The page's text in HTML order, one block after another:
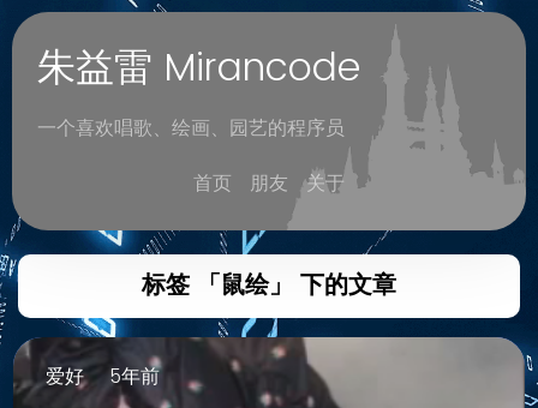
朱益雷 Mirancode
一个喜欢唱歌、绘画、园艺的程序员
首页
朋友 关于
标签 「鼠绘」 下的文章
爱好 5年前